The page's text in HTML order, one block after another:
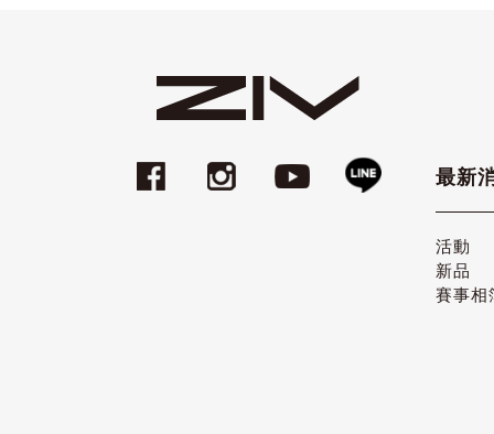
最新
活動
新品
賽事相